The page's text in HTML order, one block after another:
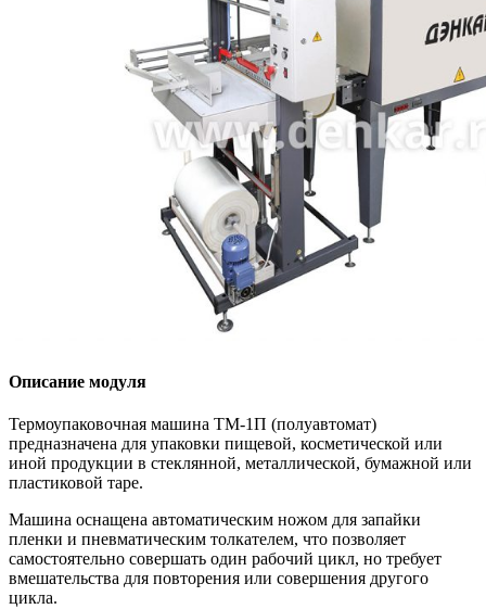
Описание модуля
Термоупаковочная машина ТМ-1П (полуавтомат)
предназначена для упаковки пищевой, косметической или
иной продукции в стеклянной, металлической, бумажной или
пластиковой таре.
Машина оснащена автоматическим ножом для запайки
пленки и пневматическим толкателем, что позволяет
самостоятельно совершать один рабочий цикл, но требует
вмешательства для повторения или совершения другого
цикла.